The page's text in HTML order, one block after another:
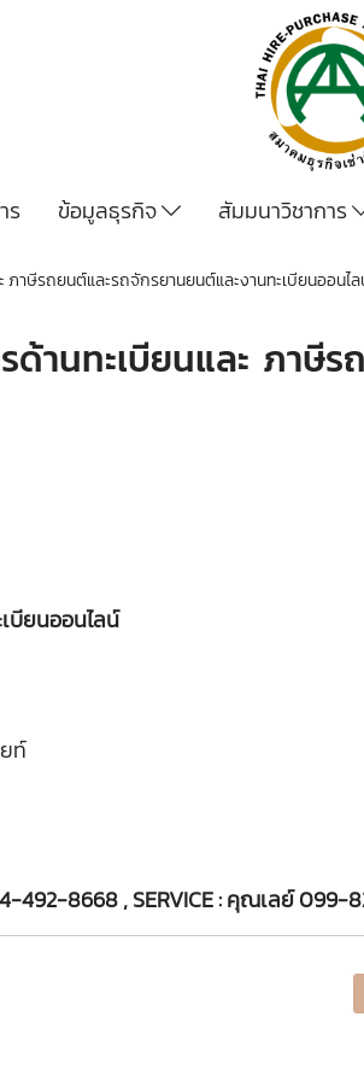
ร ข้อมูลธุรกิจ สัมมนาวิชาการ
าษีรถยนต์และรถจักรยานยนต์และงานทะเบียนออนไ
านทะเบียนและ ภาษีร
บียนออนไลน์
ท์
8668 , SERVICE : คุณเลย์ 099-